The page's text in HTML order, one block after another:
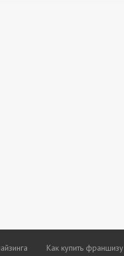
Как купить франшизу